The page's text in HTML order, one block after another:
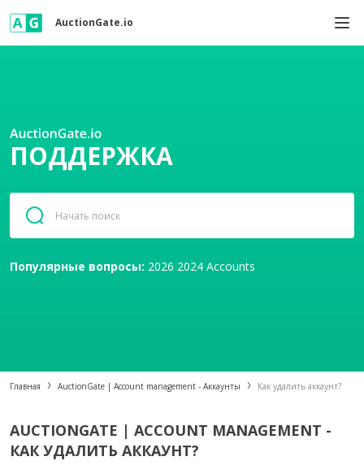
AuctionGate.io
ПОДДЕРЖКА
Популярные вопросы: 2026 2024 Accounts
Главная AuctionGate | Account management - Аккаунты Как удалить аккаунт?
AUCTIONGATE | ACCOUNT MANAGEMENT -
КАК УДАЛИТЬ АККАУНТ?